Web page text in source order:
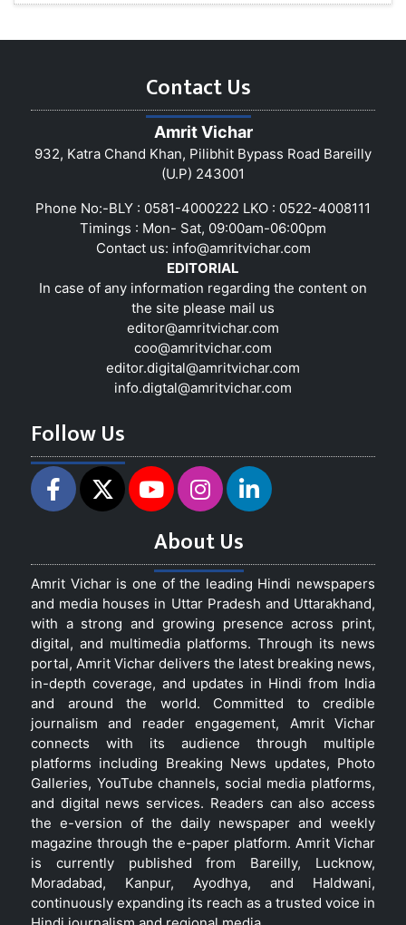
Contact Us
Amrit Vichar
932, Katra Chand Khan, Pilibhit Bypass Road Bareilly
(U.P) 243001
Phone No:-BLY : 0581-4000222 LKO : 0522-4008111
Timings : Mon- Sat, 09:00am-06:00pm
Contact us: info@amritvichar.com
EDITORIAL
In case of any information regarding the content on
the site please mail us
editor@amritvichar.com
coo@amritvichar.com
editor.digital@amritvichar.com
info.digtal@amritvichar.com
Follow Us
About Us
Amrit Vichar is one of the leading Hindi newspapers
and media houses in Uttar Pradesh and Uttarakhand,
with a strong and growing presence across print,
digital, and multimedia platforms. Through its news
portal, Amrit Vichar delivers the latest breaking news,
in-depth coverage, and updates in Hindi from India
and around the world. Committed to credible
journalism and reader engagement, Amrit Vichar
connects with its audience through multiple
platforms including Breaking News updates, Photo
Galleries, YouTube channels, social media platforms,
and digital news services. Readers can also access
the e-version of the daily newspaper and weekly
magazine through the e-paper platform. Amrit Vichar
is currently published from Bareilly, Lucknow,
Moradabad, Kanpur, Ayodhya, and Haldwani,
continuously expanding its reach as a trusted voice in